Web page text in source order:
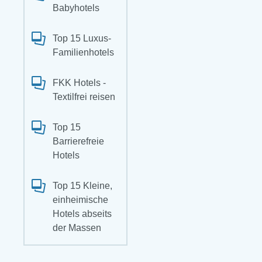
Babyhotels
Top 15 Luxus-
Familienhotels
FKK Hotels -
Textilfrei reisen
Top 15
Barrierefreie
Hotels
Top 15 Kleine,
einheimische
Hotels abseits
der Massen